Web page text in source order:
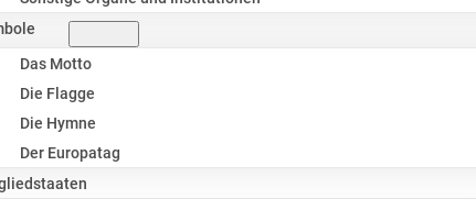
Das Motto
Die Flagge
Die Hymne
Der Europatag